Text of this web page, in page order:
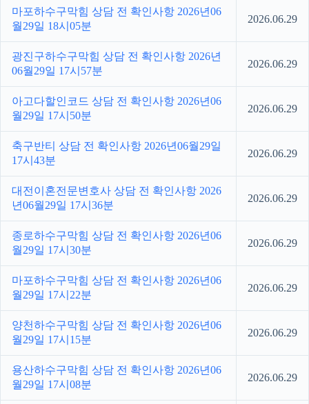
마포하수구막힘 상담 전 확인사항 2026년06
월29일 18시05분
2026.06.29
광진구하수구막힘 상담 전 확인사항 2026년
06월29일 17시57분
2026.06.29
아고다할인코드 상담 전 확인사항 2026년06
월29일 17시50분
2026.06.29
축구반티 상담 전 확인사항 2026년06월29일
17시43분
2026.06.29
대전이혼전문변호사 상담 전 확인사항 2026
년06월29일 17시36분
2026.06.29
종로하수구막힘 상담 전 확인사항 2026년06
월29일 17시30분
2026.06.29
마포하수구막힘 상담 전 확인사항 2026년06
월29일 17시22분
2026.06.29
양천하수구막힘 상담 전 확인사항 2026년06
월29일 17시15분
2026.06.29
용산하수구막힘 상담 전 확인사항 2026년06
월29일 17시08분
2026.06.29